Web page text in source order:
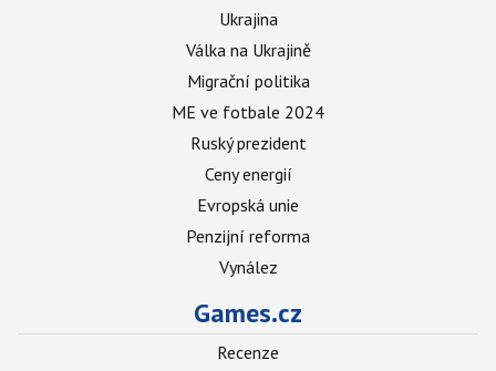
Ukrajina
Válka na Ukrajině
Migrační politika
ME ve fotbale 2024
Ruský prezident
Ceny energií
Evropská unie
Penzijní reforma
Vynález
Games.cz
Recenze